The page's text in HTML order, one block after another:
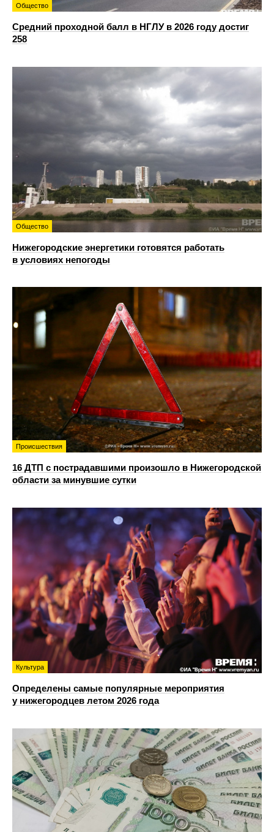
Общество
Средний проходной балл в НГЛУ в 2026 году достиг
258
Общество
Нижегородские энергетики готовятся работать
в условиях непогоды
Происшествия
16 ДТП с пострадавшими произошло в Нижегородской
области за минувшие сутки
Культура
Определены самые популярные мероприятия
у нижегородцев летом 2026 года